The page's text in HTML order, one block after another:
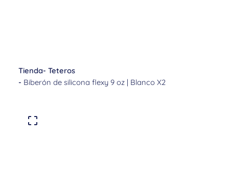
Tienda- Teteros
- Biberón de silicona flexy 9 oz | Blanco X2